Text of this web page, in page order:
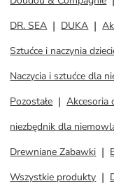
DR. SEA
DUKA
Sztućce i naczynia
Naczycia i sztućce dla
Pozostałe
Akcesoria
niezbędnik dla
Drewniane Zabawki
Wszystkie produkty